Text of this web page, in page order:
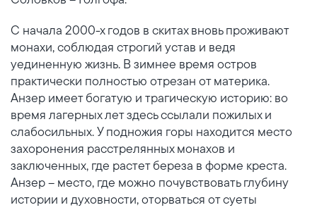
С начала 2000-х годов в скитах вновь проживают
монахи, соблюдая строгий устав и ведя
уединенную жизнь. В зимнее время остров
практически полностью отрезан от материка.
Анзер имеет богатую и трагическую историю: во
время лагерных лет здесь ссылали пожилых и
слабосильных. У подножия горы находится место
захоронения расстрелянных монахов и
заключенных, где растет береза в форме креста.
Анзер – место, где можно почувствовать глубину
истории и духовности, оторваться от суеты